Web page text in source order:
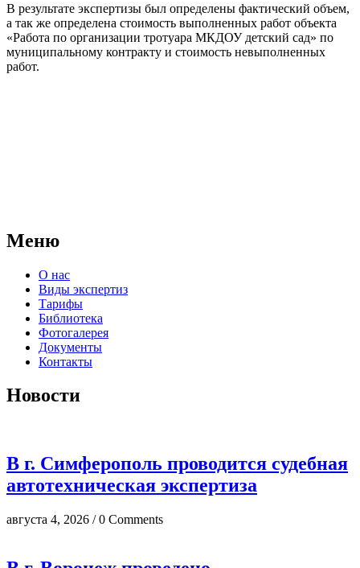
В результате экспертизы был определены фактический объем,
а так же определена стоимость выполненных работ объекта
«Работа по организации тротуара МКДОУ детский сад» по
муниципальному контракту и стоимость невыполненных
работ.
Меню
О нас
Виды экспертиз
Тарифы
Библиотека
Фотогалерея
Документы
Контакты
Новости
В г. Симферополь проводится судебная
автотехническая экспертиза
августа 4, 2026 / 0 Comments